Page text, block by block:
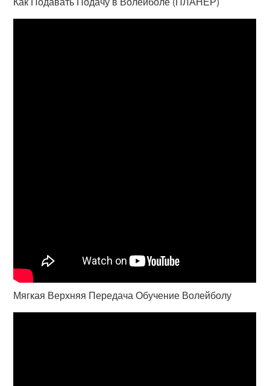
Мягкая Верхняя Передача Обучение Волейболу